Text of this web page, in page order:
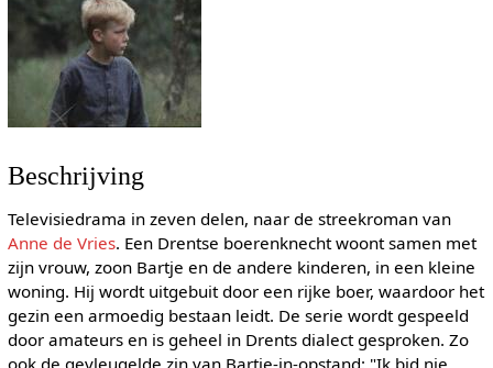
Beschrijving
Televisiedrama in zeven delen, naar de streekroman van
Anne de Vries. Een Drentse boerenknecht woont samen met
zijn vrouw, zoon Bartje en de andere kinderen, in een kleine
woning. Hij wordt uitgebuit door een rijke boer, waardoor het
gezin een armoedig bestaan leidt. De serie wordt gespeeld
door amateurs en is geheel in Drents dialect gesproken. Zo